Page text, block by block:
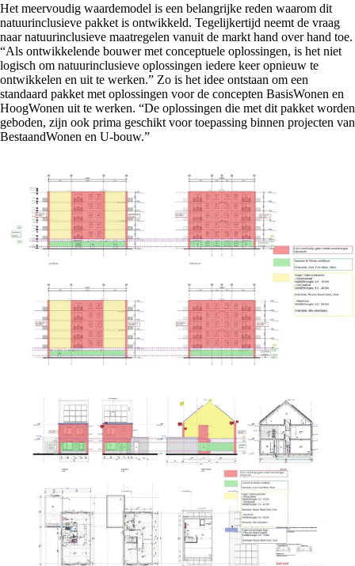
Het meervoudig waardemodel is een belangrijke reden waarom dit
natuurinclusieve pakket is ontwikkeld. Tegelijkertijd neemt de vraag
naar natuurinclusieve maatregelen vanuit de markt hand over hand toe.
“Als ontwikkelende bouwer met conceptuele oplossingen, is het niet
logisch om natuurinclusieve oplossingen iedere keer opnieuw te
ontwikkelen en uit te werken.” Zo is het idee ontstaan om een
standaard pakket met oplossingen voor de concepten BasisWonen en
HoogWonen uit te werken. “De oplossingen die met dit pakket worden
geboden, zijn ook prima geschikt voor toepassing binnen projecten van
BestaandWonen en U-bouw.”